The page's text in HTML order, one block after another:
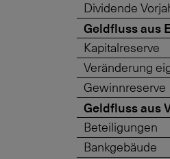
Dividende
Geldfluss aus
Kapitalreserve
Veränderung
Gewinnreserve
Geldfluss aus
Beteiligungen
Bankgebäude